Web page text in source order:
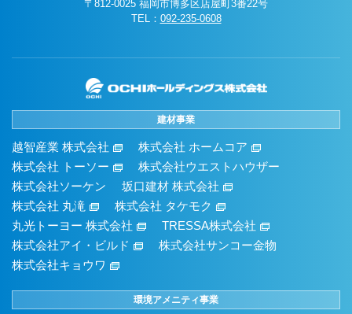
〒812-0025 福岡市博多区店屋町3番22号
TEL： 092-235-0608
建材事業
越智産業 株式会社
株式会社 ホームコア
株式会社 トーソー
株式会社ウエストハウザー
株式会社ソーケン
坂口建材 株式会社
株式会社 丸滝
株式会社 タケモク
丸光トーヨー 株式会社
TRESSA株式会社
株式会社アイ・ビルド
株式会社サンコー金物
株式会社キョウワ
環境アメニティ事業